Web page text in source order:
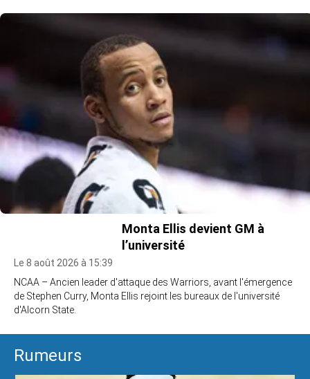
Monta Ellis devient GM à
l’université
Le 8 août 2026 à 15:39
NCAA – Ancien leader d'attaque des Warriors, avant l'émergence
de Stephen Curry, Monta Ellis rejoint les bureaux de l'université
d'Alcorn State.
Rumeurs